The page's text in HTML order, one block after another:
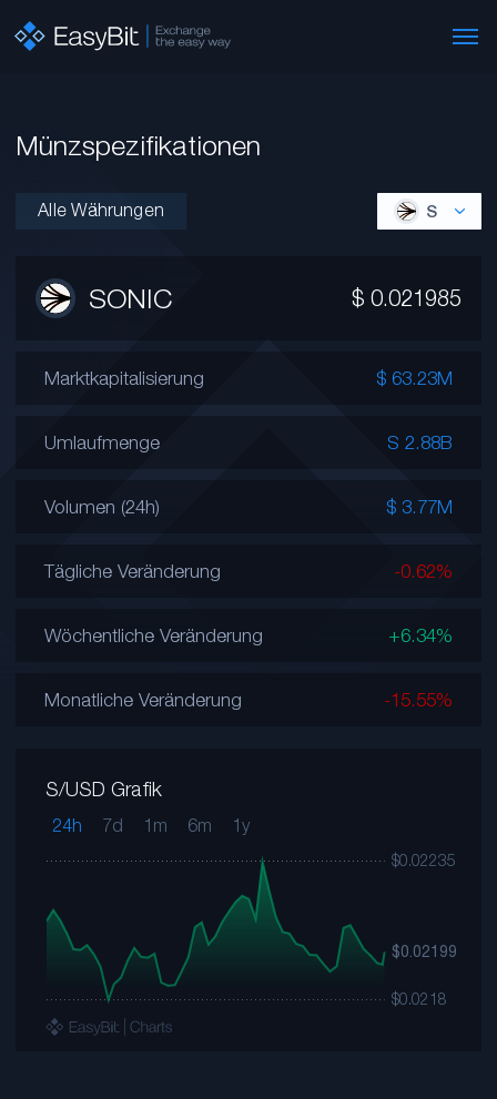
Münzspezifikationen
Alle Währungen S
SONIC $ 0.021985
Marktkapitalisierung $ 63.23M
Umlaufmenge S 2.88B
Volumen (24h) $ 3.77M
Tägliche Veränderung -0.62%
Wöchentliche Veränderung +6.34%
Monatliche Veränderung -15.55%
S/USD Grafik
24h 7d 1m 6m 1y